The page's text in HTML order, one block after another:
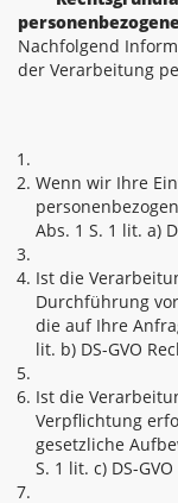
Nachfolgend
der Verarbeitung
Wenn wir Ihre
Abs. 1 S. 1 lit. a)
Ist die
Durchführung
die auf Ihre
lit. b) DS-GVO
Ist die
Verpflichtung
gesetzliche
S. 1 lit. c) DS-